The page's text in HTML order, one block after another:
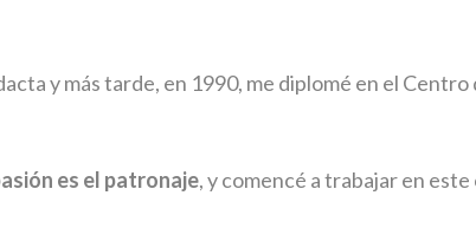
y más tarde, en 1990, me diplomé en el
es el patronaje, y comencé a trabajar en